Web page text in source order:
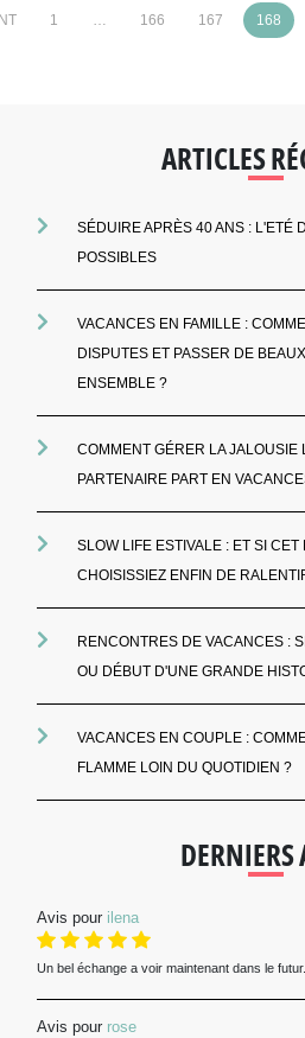
1 166 167 168
ARTICLES
SÉDUIRE APRÈS 40 ANS : L'ETÉ
POSSIBLES
VACANCES EN FAMILLE :
DISPUTES ET PASSER DE
ENSEMBLE ?
COMMENT GÉRER LA JALOUSIE
PARTENAIRE PART EN
SLOW LIFE ESTIVALE : ET SI CET
CHOISISSIEZ ENFIN DE
RENCONTRES DE VACANCES :
OU DÉBUT D'UNE GRANDE
VACANCES EN COUPLE :
FLAMME LOIN DU QUOTIDIEN ?
DERNIERS
Avis pour ilena
Un bel échange a voir maintenant dans le futur...
Avis pour rose